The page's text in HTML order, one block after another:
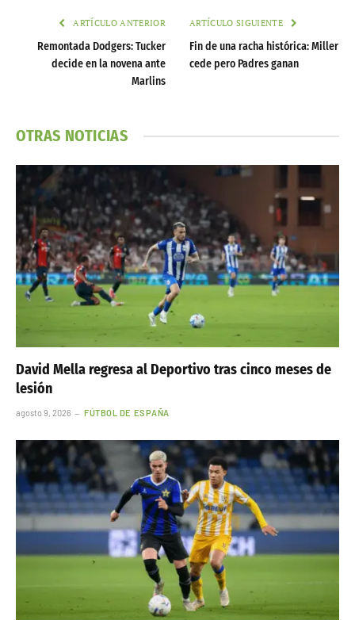
ARTÍCULO ANTERIOR
Remontada Dodgers: Tucker
decide en la novena ante
Marlins
ARTÍCULO SIGUIENTE
Fin de una racha histórica: Miller
cede pero Padres ganan
OTRAS NOTICIAS
David Mella regresa al Deportivo tras cinco meses de
lesión
agosto 9, 2026 FÚTBOL DE ESPAÑA